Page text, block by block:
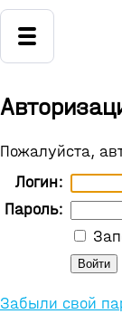
Пожалуйста,
Логин:
Пароль:
Забыли свой